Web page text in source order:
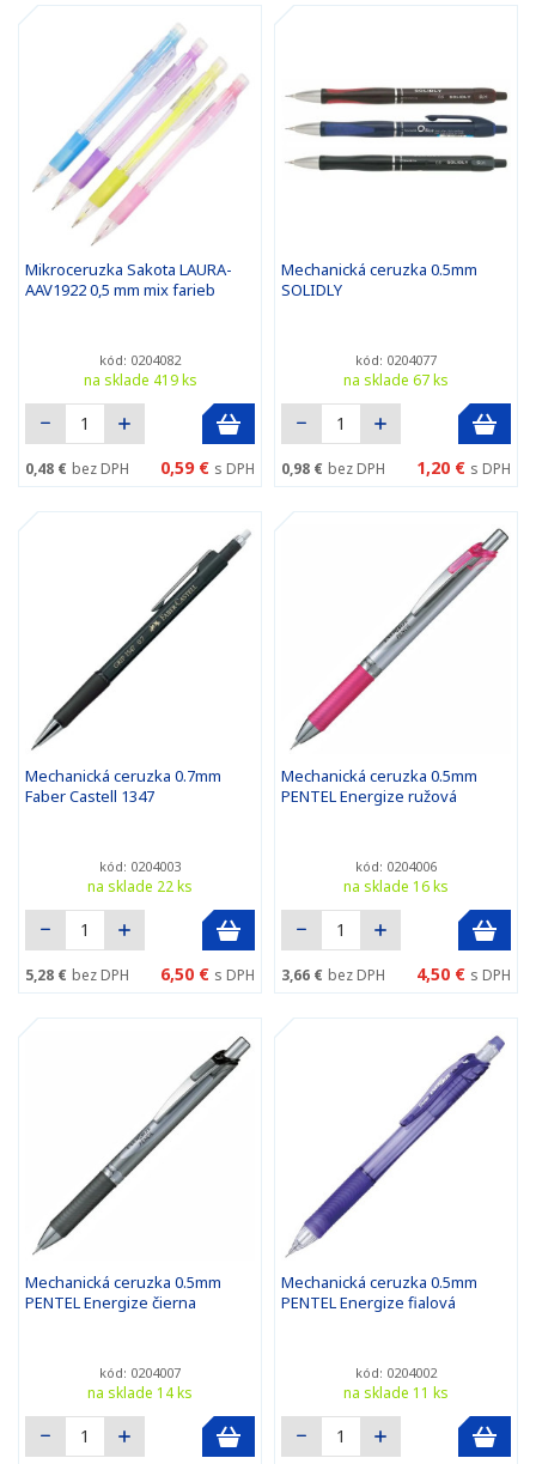
Mikroceruzka Sakota LAURA-
AAV1922 0,5 mm mix farieb
kód: 0204082
na sklade 419 ks
0,48 € bez DPH 0,59 € s DPH
Mechanická ceruzka 0.5mm
SOLIDLY
kód: 0204077
na sklade 67 ks
0,98 € bez DPH 1,20 € s DPH
Mechanická ceruzka 0.7mm
Faber Castell 1347
kód: 0204003
na sklade 22 ks
5,28 € bez DPH 6,50 € s DPH
Mechanická ceruzka 0.5mm
PENTEL Energize ružová
kód: 0204006
na sklade 16 ks
3,66 € bez DPH 4,50 € s DPH
Mechanická ceruzka 0.5mm
PENTEL Energize čierna
kód: 0204007
na sklade 14 ks
Mechanická ceruzka 0.5mm
PENTEL Energize fialová
kód: 0204002
na sklade 11 ks